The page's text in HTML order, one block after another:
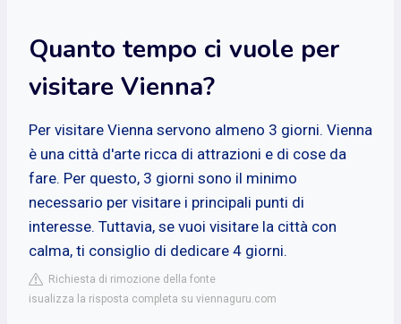
Quanto tempo ci vuole per
visitare Vienna?
Per visitare Vienna servono almeno 3 giorni. Vienna
è una città d'arte ricca di attrazioni e di cose da
fare. Per questo, 3 giorni sono il minimo
necessario per visitare i principali punti di
interesse. Tuttavia, se vuoi visitare la città con
calma, ti consiglio di dedicare 4 giorni.
Richiesta di rimozione della fonte
isualizza la risposta completa su viennaguru.com